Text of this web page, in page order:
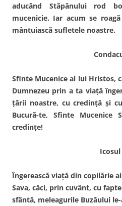
aducând Stăpânului rod
mucenicie. Iar acum se
mântuiască sufletele noastre.
Sfinte Mucenice al lui Hristos,
Dumnezeu prin a ta viață
țării noastre, cu credință și
Bucură-te, Sfinte Mucenice
credințe!
Icosul
Îngerească viață din copilărie
Sava, căci, prin cuvânt, cu
sfântă, meleagurile Buzăului